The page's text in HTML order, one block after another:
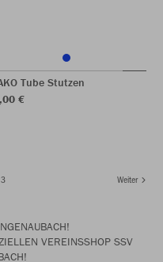
Tube Stutzen
€
3 Weiter
VEREINSSHOP SSV